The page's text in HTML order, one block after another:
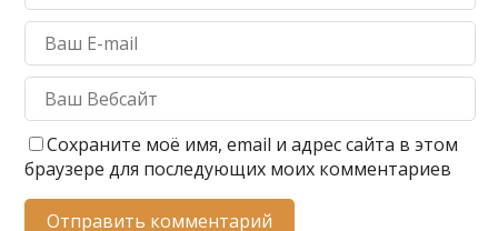
Сохраните моё имя, email и адрес сайта в этом
браузере для последующих моих комментариев